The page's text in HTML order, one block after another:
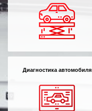
Диагностика автомобиля